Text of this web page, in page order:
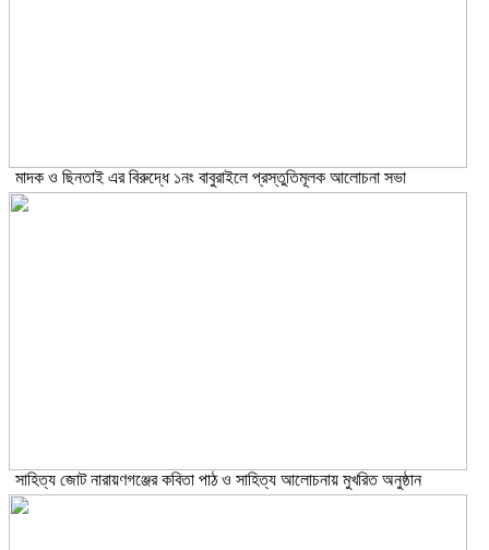
মাদক ও ছিনতাই এর বিরুদ্ধে ১নং বাবুরাইলে প্রস্তুতিমূলক আলোচনা সভা
সাহিত্য জোট নারায়ণগঞ্জের কবিতা পাঠ ও সাহিত্য আলোচনায় মুখরিত অনুষ্ঠান